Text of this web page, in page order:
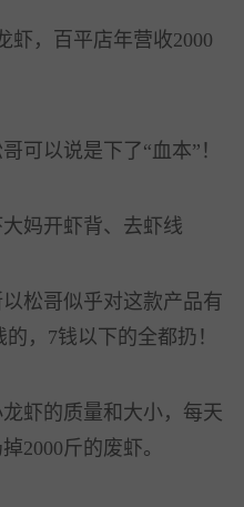
，百平店年营收2000
以说是下了“血本”！
妈开虾背、去虾线
松哥似乎对这款产品有
，7钱以下的全都扔！
虾的质量和大小，每天
2000斤的废虾。